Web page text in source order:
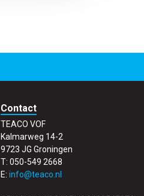
Contact
TEACO VOF
Kalmarweg 14-2
9723 JG Groningen
T: 050-549 2668
E: info@teaco.nl